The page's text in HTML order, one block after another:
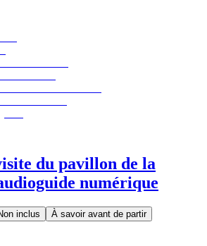
du pavillon de la
numérique
inclus
À savoir avant de partir